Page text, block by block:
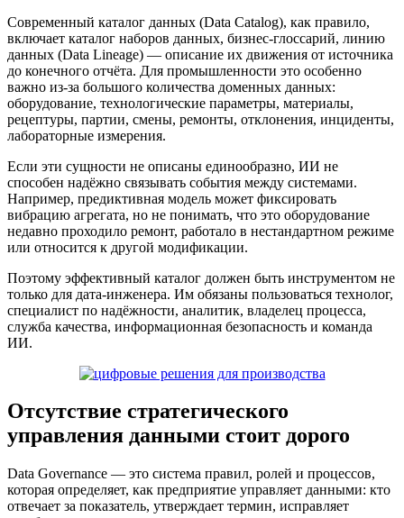
Современный каталог данных (Data Catalog), как правило,
включает каталог наборов данных, бизнес-глоссарий, линию
данных (Data Lineage) — описание их движения от источника
до конечного отчёта. Для промышленности это особенно
важно из-за большого количества доменных данных:
оборудование, технологические параметры, материалы,
рецептуры, партии, смены, ремонты, отклонения, инциденты,
лабораторные измерения.
Если эти сущности не описаны единообразно, ИИ не
способен надёжно связывать события между системами.
Например, предиктивная модель может фиксировать
вибрацию агрегата, но не понимать, что это оборудование
недавно проходило ремонт, работало в нестандартном режиме
или относится к другой модификации.
Поэтому эффективный каталог должен быть инструментом не
только для дата-инженера. Им обязаны пользоваться технолог,
специалист по надёжности, аналитик, владелец процесса,
служба качества, информационная безопасность и команда
ИИ.
Отсутствие стратегического
управления данными стоит дорого
Data Governance — это система правил, ролей и процессов,
которая определяет, как предприятие управляет данными: кто
отвечает за показатель, утверждает термин, исправляет